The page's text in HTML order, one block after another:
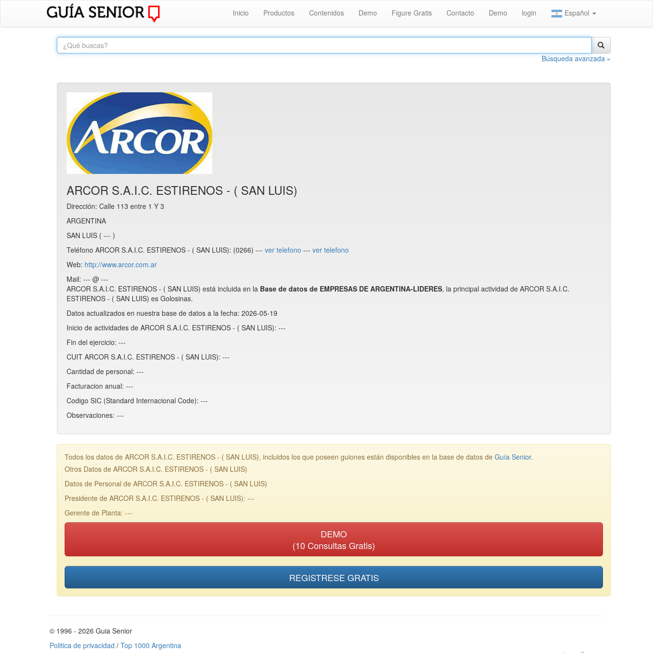
Inicio Productos Contenidos Demo Figure Gratis Contacto Demo login Español
Búsqueda avanzada »
ARCOR S.A.I.C. ESTIRENOS - ( SAN LUIS)
Dirección: Calle 113 entre 1 Y 3
ARGENTINA
SAN LUIS ( --- )
Teléfono ARCOR S.A.I.C. ESTIRENOS - ( SAN LUIS): (0266) --- ver telefono --- ver telefono
Web: http://www.arcor.com.ar
Mail: --- @ ---
ARCOR S.A.I.C. ESTIRENOS - ( SAN LUIS) está incluida en la Base de datos de EMPRESAS DE ARGENTINA-LIDERES, la principal actividad de ARCOR S.A.I.C.
ESTIRENOS - ( SAN LUIS) es Golosinas.
Datos actualizados en nuestra base de datos a la fecha: 2026-05-19
Inicio de actividades de ARCOR S.A.I.C. ESTIRENOS - ( SAN LUIS): ---
Fin del ejercicio: ---
CUIT ARCOR S.A.I.C. ESTIRENOS - ( SAN LUIS): ---
Cantidad de personal: ---
Facturacion anual: ---
Codigo SIC (Standard Internacional Code): ---
Observaciones: ---
Todos los datos de ARCOR S.A.I.C. ESTIRENOS - ( SAN LUIS), incluidos los que poseen guiones están disponibles en la base de datos de Guía Senior.
Otros Datos de ARCOR S.A.I.C. ESTIRENOS - ( SAN LUIS)
Datos de Personal de ARCOR S.A.I.C. ESTIRENOS - ( SAN LUIS)
Presidente de ARCOR S.A.I.C. ESTIRENOS - ( SAN LUIS): ---
Gerente de Planta: ---
DEMO
(10 Consultas Gratis)
REGISTRESE GRATIS
© 1996 - 2026 Guia Senior
Politica de privacidad / Top 1000 Argentina